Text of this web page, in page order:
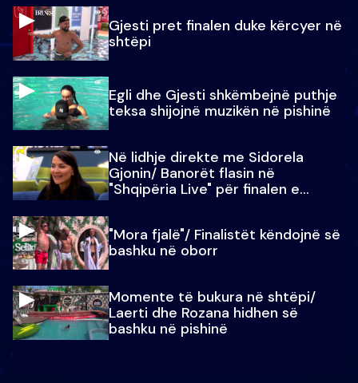
Gjesti pret finalen duke kërcyer në
shtëpi
Egli dhe Gjesti shkëmbejnë puthje
teksa shijojnë muzikën në pishinë
Në lidhje direkte me Sidorela
Gjonin/ Banorët flasin në
"Shqipëria Live" për finalen e
"Mora fjalë"/ Finalistët këndojnë së
bashku në oborr
Momente të bukura në shtëpi/
Laerti dhe Rozana hidhen së
bashku në pishinë